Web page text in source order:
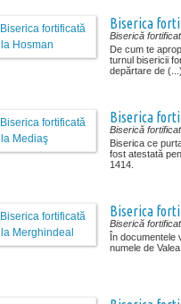
Biserica
Biserică
De cum te
turnul bisericii
depărtare de
Biserica
Biserică
Biserica ce
fost atestată
1414.
Biserica
Biserică
În documentele
numele de